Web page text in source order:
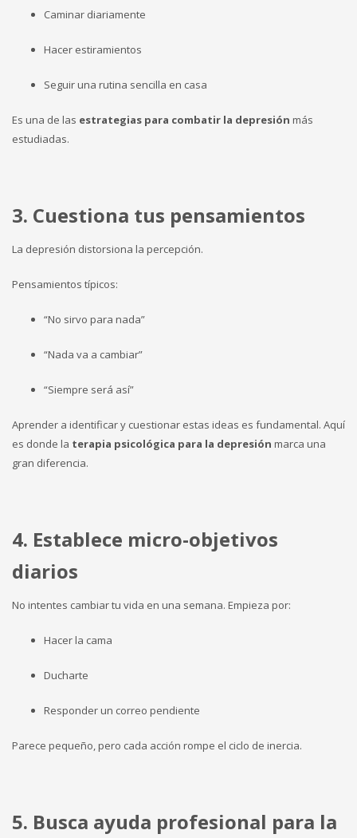
Caminar diariamente
Hacer estiramientos
Seguir una rutina sencilla en casa
Es una de las estrategias para combatir la depresión más
estudiadas.
3. Cuestiona tus pensamientos
La depresión distorsiona la percepción.
Pensamientos típicos:
“No sirvo para nada”
“Nada va a cambiar”
“Siempre será así”
Aprender a identificar y cuestionar estas ideas es fundamental. Aquí
es donde la terapia psicológica para la depresión marca una
gran diferencia.
4. Establece micro-objetivos
diarios
No intentes cambiar tu vida en una semana. Empieza por:
Hacer la cama
Ducharte
Responder un correo pendiente
Parece pequeño, pero cada acción rompe el ciclo de inercia.
5. Busca ayuda profesional para la